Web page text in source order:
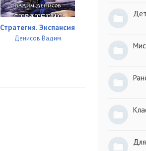
Стратегия. Экспансия
Денисов Вадим